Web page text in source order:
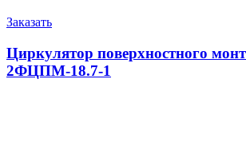
Заказать
Циркулятор поверхностного
2ФЦПМ-18.7-1